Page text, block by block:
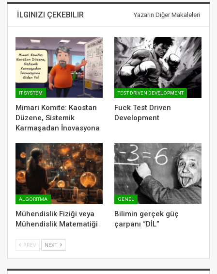
İLGINIZI ÇEKEBILIR Yazarın Diğer Makaleleri
IT SYSTEM
Mimari Komite: Kaostan
Düzene, Sistemik
Karmaşadan İnovasyona
TEST DRIVEN DEVELOPMENT
Fuck Test Driven
Development
ALGORITMA
Mühendislik Fiziği veya
Mühendislik Matematiği
GENEL
Bilimin gerçek güç
çarpanı “DİL”
PREV NEXT